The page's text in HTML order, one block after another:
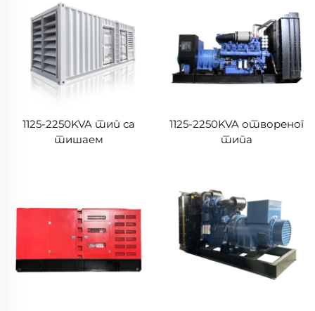
1125-2250KVA тип са
тишаем
1125-2250KVA отвореног
типа